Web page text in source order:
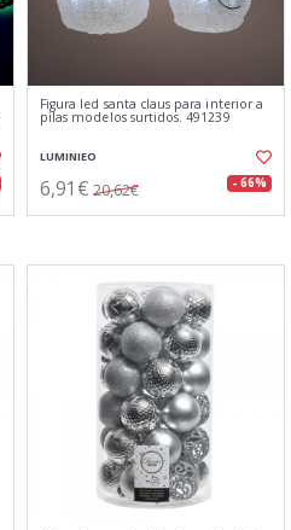
Figura led santa claus para interior a
pilas modelos surtidos. 491239
LUMINIEO
6,91€ 20,62€ - 66%